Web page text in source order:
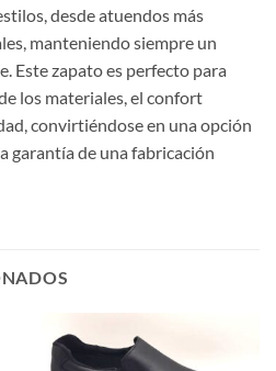
desde atuendos más
manteniendo siempre un
Este zapato es perfecto para
los materiales, el confort
convirtiéndose en una opción
garantía de una fabricación